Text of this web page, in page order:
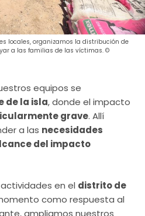
locales, organizamos la distribución de
a las familias de las víctimas. ©
equipos se
de la isla, donde el impacto
grave. Allí
a las necesidades
del impacto
en el distrito de
como respuesta al
ampliamos nuestros